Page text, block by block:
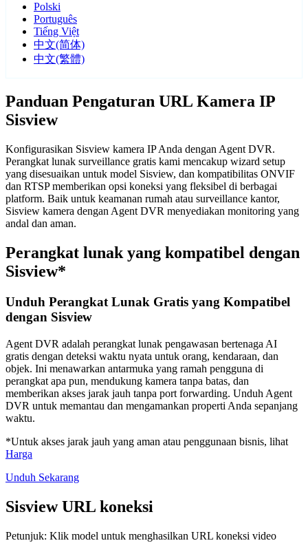
Polski
Português
Tiếng Việt
中文(简体)
中文(繁體)
Panduan Pengaturan URL Kamera IP
Sisview
Konfigurasikan Sisview kamera IP Anda dengan Agent DVR.
Perangkat lunak surveillance gratis kami mencakup wizard setup
yang disesuaikan untuk model Sisview, dan kompatibilitas ONVIF
dan RTSP memberikan opsi koneksi yang fleksibel di berbagai
platform. Baik untuk keamanan rumah atau surveillance kantor,
Sisview kamera dengan Agent DVR menyediakan monitoring yang
andal dan aman.
Perangkat lunak yang kompatibel dengan
Sisview*
Unduh Perangkat Lunak Gratis yang Kompatibel
dengan Sisview
Agent DVR adalah perangkat lunak pengawasan bertenaga AI
gratis dengan deteksi waktu nyata untuk orang, kendaraan, dan
objek. Ini menawarkan antarmuka yang ramah pengguna di
perangkat apa pun, mendukung kamera tanpa batas, dan
memberikan akses jarak jauh tanpa port forwarding. Unduh Agent
DVR untuk memantau dan mengamankan properti Anda sepanjang
waktu.
*Untuk akses jarak jauh yang aman atau penggunaan bisnis, lihat
Harga
Unduh Sekarang
Sisview URL koneksi
Petunjuk: Klik model untuk menghasilkan URL koneksi video